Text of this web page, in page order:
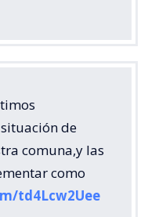
de
comuna,y las
como
td4Lcw2Uee